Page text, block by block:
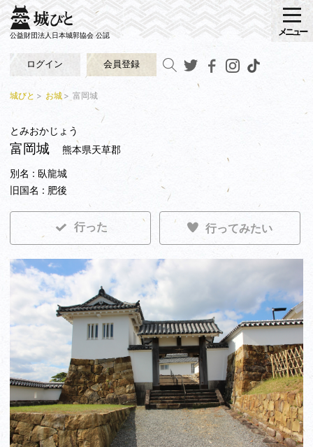
公益財団法人日本城郭協会 公認
ログイン 会員登録
メニュー
城びと お城 富岡城
とみおかじょう
富岡城
熊本県天草郡
別名 : 臥龍城
旧国名 : 肥後
行った 行ってみたい